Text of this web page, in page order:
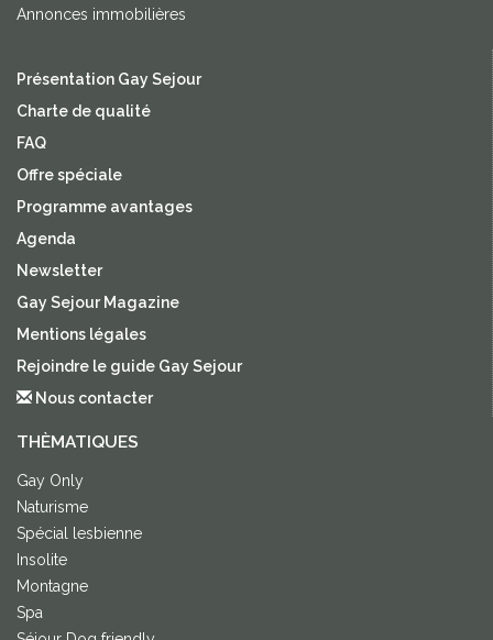
Annonces immobilières
Présentation Gay Sejour
Charte de qualité
FAQ
Offre spéciale
Programme avantages
Agenda
Newsletter
Gay Sejour Magazine
Mentions légales
Rejoindre le guide Gay Sejour
Nous contacter
THÈMATIQUES
Gay Only
Naturisme
Spécial lesbienne
Insolite
Montagne
Spa